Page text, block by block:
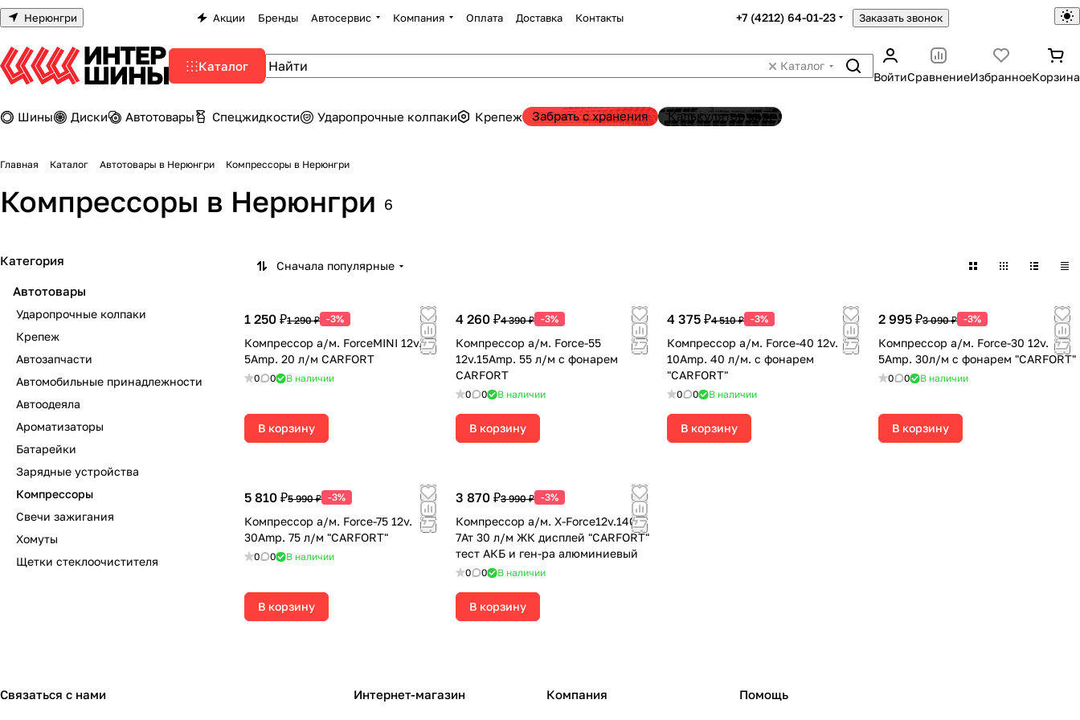
Нерюнгри Акции Бренды Автосервис Компания Оплата Доставка Контакты +7 (4212) 64-01-23 Заказать звонок
Каталог
Каталог
ВойтиСравнениеИзбранноеКорзина
Шины Диски Автотовары Спецжидкости Ударопрочные колпаки Крепеж Забрать с хранения Калькулятор шин
Главная Каталог Автотовары в Нерюнгри Компрессоры в Нерюнгри
Компрессоры в Нерюнгри 6
Сначала популярные
1 250 ₽1 290 ₽ -3%
Компрессор а/м. ForceMINI 12v.
5Amp. 20 л/м CARFORT
0 0 В наличии
В корзину
4 260 ₽4 390 ₽ -3%
Компрессор а/м. Force-55
12v.15Amp. 55 л/м с фонарем
CARFORT
0 0 В наличии
В корзину
4 375 ₽4 510 ₽ -3%
Компрессор а/м. Force-40 12v.
10Amp. 40 л/м. с фонарем
"CARFORT"
0 0 В наличии
В корзину
2 995 ₽3 090 ₽ -3%
Компрессор а/м. Force-30 12v.
5Amp. 30л/м с фонарем "CARFORT"
0 0 В наличии
В корзину
5 810 ₽5 990 ₽ -3%
Компрессор а/м. Force-75 12v.
30Amp. 75 л/м "CARFORT"
0 0 В наличии
В корзину
3 870 ₽3 990 ₽ -3%
Компрессор а/м. X-Force12v.140W
7Ат 30 л/м ЖК дисплей "CARFORT"
тест АКБ и ген-ра алюминиевый
0 0 В наличии
В корзину
Категория
Автотовары
Ударопрочные колпаки
Крепеж
Автозапчасти
Автомобильные принадлежности
Автоодеяла
Ароматизаторы
Батарейки
Зарядные устройства
Компрессоры
Свечи зажигания
Хомуты
Щетки стеклоочистителя
Связаться с нами Интернет-магазин Компания Помощь